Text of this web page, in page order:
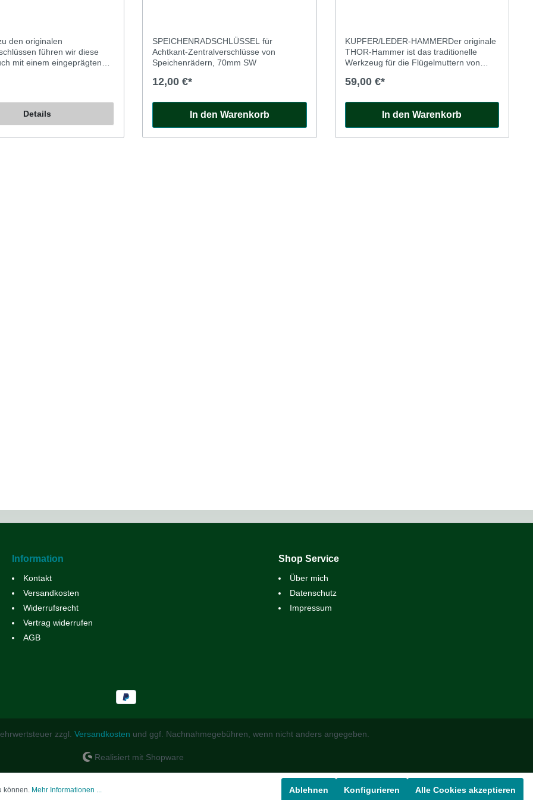
den originalen
führen wir diese
mit einem eingeprägten
aber manchem gefällt es
mit MG-Zeichen für
des MGC.
(8 Gang pro Zoll).
Details
SPEICHENRADSCHLÜSSEL für
Achtkant-Zentralverschlüsse von
Speichenrädern, 70mm SW
12,00 €*
In den Warenkorb
KUPFER/LEDER-HAMMERDer originale
THOR-Hammer ist das traditionelle
Werkzeug für die Flügelmuttern von
59,00 €*
In den Warenkorb
Information
Kontakt
Versandkosten
Widerrufsrecht
Vertrag widerrufen
AGB
Shop Service
Über mich
Datenschutz
Impressum
zzgl. Versandkosten und ggf. Nachnahmegebühren, wenn nicht anders angegeben.
Realisiert mit Shopware
können. Mehr Informationen ... Ablehnen Konfigurieren Alle Cookies akzeptieren